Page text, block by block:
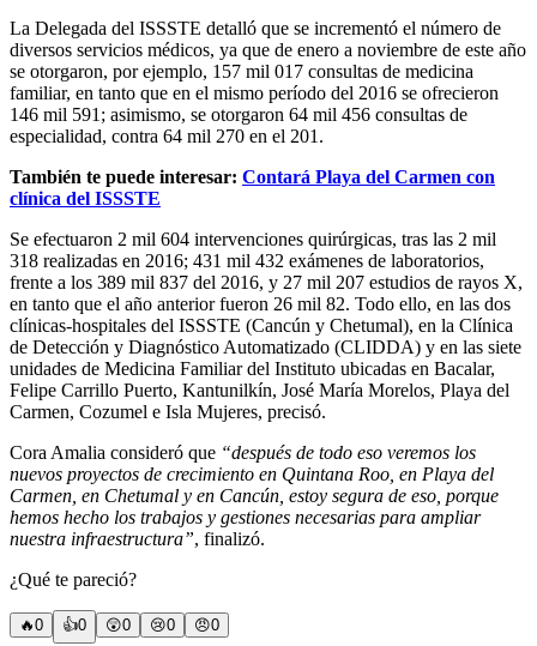
La Delegada del ISSSTE detalló que se incrementó el número de
diversos servicios médicos, ya que de enero a noviembre de este año
se otorgaron, por ejemplo, 157 mil 017 consultas de medicina
familiar, en tanto que en el mismo período del 2016 se ofrecieron
146 mil 591; asimismo, se otorgaron 64 mil 456 consultas de
especialidad, contra 64 mil 270 en el 201.
También te puede interesar: Contará Playa del Carmen con
clínica del ISSSTE
Se efectuaron 2 mil 604 intervenciones quirúrgicas, tras las 2 mil
318 realizadas en 2016; 431 mil 432 exámenes de laboratorios,
frente a los 389 mil 837 del 2016, y 27 mil 207 estudios de rayos X,
en tanto que el año anterior fueron 26 mil 82. Todo ello, en las dos
clínicas-hospitales del ISSSTE (Cancún y Chetumal), en la Clínica
de Detección y Diagnóstico Automatizado (CLIDDA) y en las siete
unidades de Medicina Familiar del Instituto ubicadas en Bacalar,
Felipe Carrillo Puerto, Kantunilkín, José María Morelos, Playa del
Carmen, Cozumel e Isla Mujeres, precisó.
Cora Amalia consideró que “después de todo eso veremos los
nuevos proyectos de crecimiento en Quintana Roo, en Playa del
Carmen, en Chetumal y en Cancún, estoy segura de eso, porque
hemos hecho los trabajos y gestiones necesarias para ampliar
nuestra infraestructura”, finalizó.
¿Qué te pareció?
🔥0 👍0 😲0 😢0 😠0